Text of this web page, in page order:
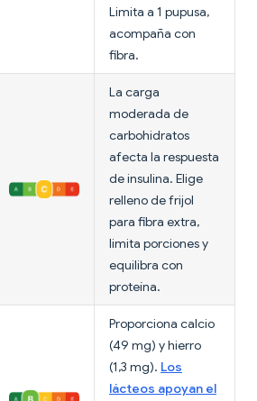
Limita a 1 pupusa,
acompaña con
fibra.
La carga
moderada de
carbohidratos
afecta la respuesta
de insulina. Elige
relleno de frijol
para fibra extra,
limita porciones y
equilibra con
proteína.
Proporciona calcio
(49 mg) y hierro
(1,3 mg). Los
lácteos apoyan el